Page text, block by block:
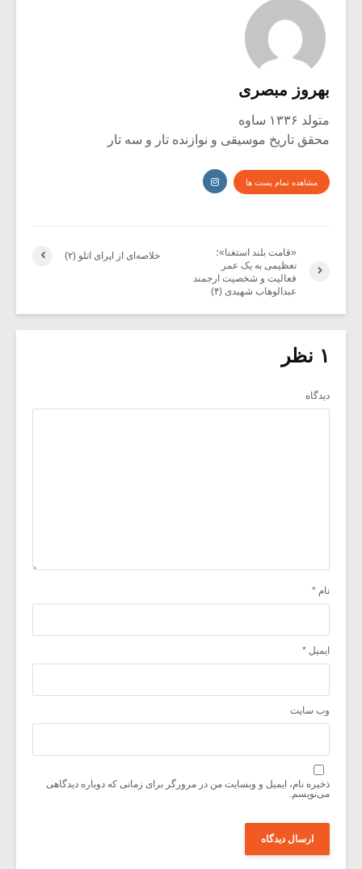
بهروز مبصری
متولد ۱۳۳۶ ساوه
محقق تاریخ موسیقی و نوازنده تار و سه تار
مشاهده تمام پست ها
خلاصه‌ای از اپرای اتلو (۲)
«قامت بلند استغنا»؛
تعظیمی به یک عمر
فعالیت و شخصیت ارجمند
عبدالوهاب شهیدی (۴)
۱ نظر
دیدگاه
نام *
ایمیل *
وب‌ سایت
ذخیره نام، ایمیل و وبسایت من در مرورگر برای زمانی که دوباره دیدگاهی
می‌نویسم.